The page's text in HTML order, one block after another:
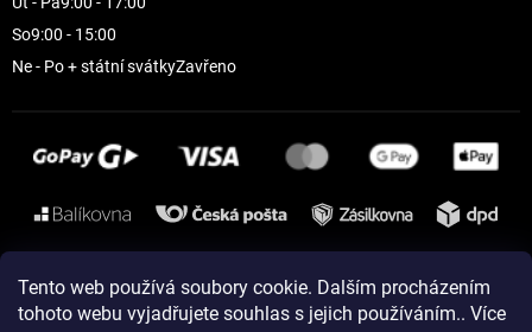
Tento web používá soubory cookie. Dalším procházením
tohoto webu vyjadřujete souhlas s jejich používáním.. Více
So9:00 - 15:00
Ne - Po + státní svátkyZavřeno
Instagram